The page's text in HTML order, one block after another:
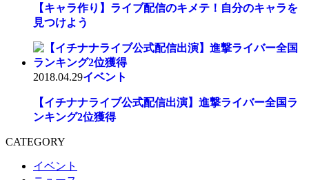
【キャラ作り】ライブ配信のキメテ！自分のキャラを
見つけよう
2018.04.29イベント
【イチナナライブ公式配信出演】進撃ライバー全国ラ
ンキング2位獲得
CATEGORY
イベント